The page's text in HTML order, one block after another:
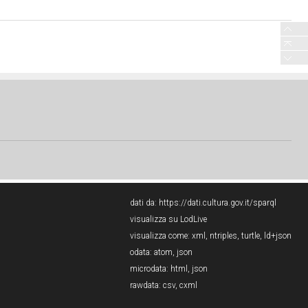
dati da: https://dati.cultura.gov.it/sparql
visualizza su LodLive
visualizza come: xml , ntriples, turtle, ld+json
odata: atom, json
microdata: html , json
rawdata: csv, cxml